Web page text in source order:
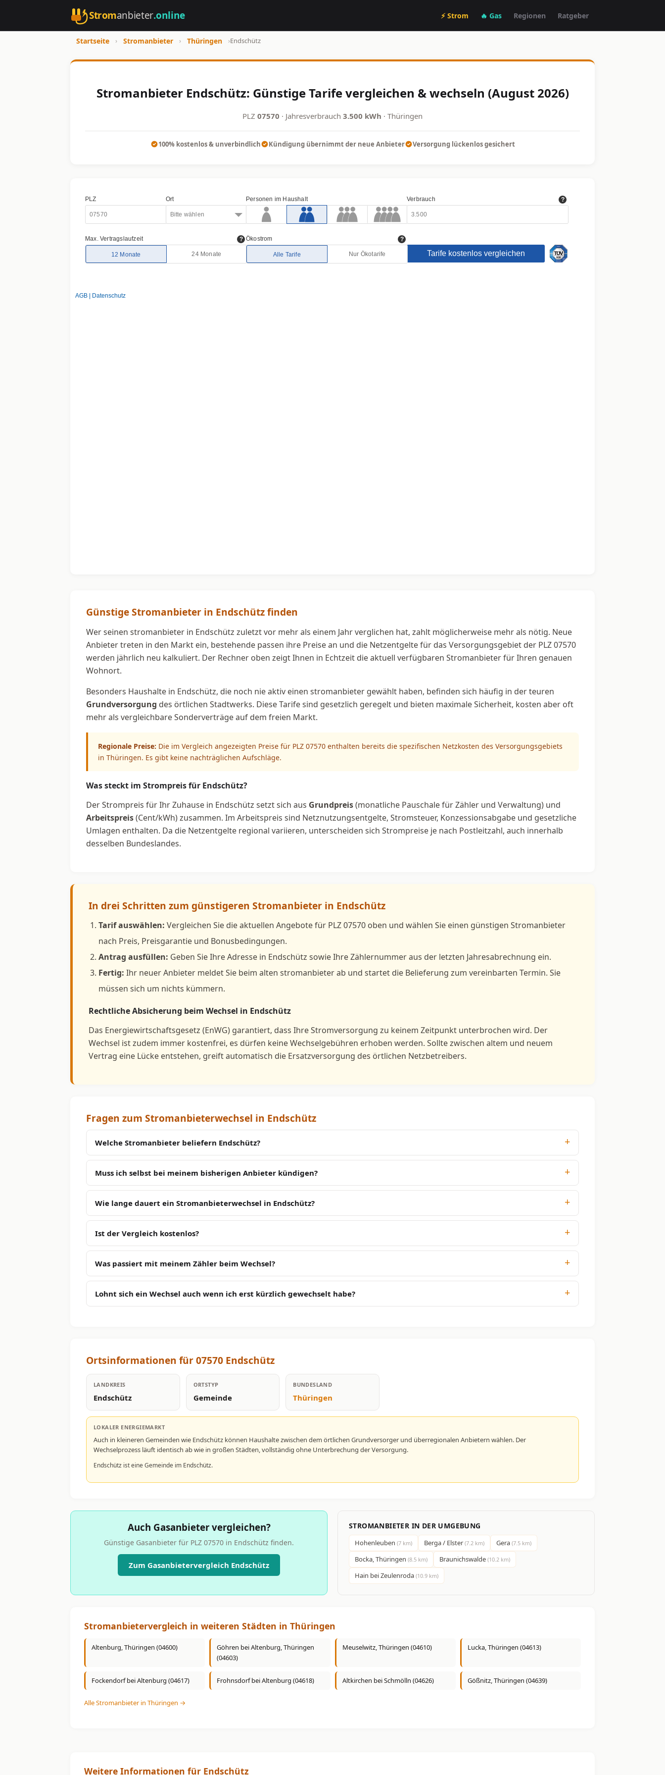
Stromanbieter.online ⚡ Strom 🔥 Gas Regionen Ratgeber
Startseite › Stromanbieter › Thüringen ›Endschütz
Stromanbieter Endschütz: Günstige Tarife vergleichen & wechseln (August 2026)
PLZ 07570 · Jahresverbrauch 3.500 kWh · Thüringen
100% kostenlos & unverbindlich Kündigung übernimmt der neue Anbieter Versorgung lückenlos gesichert
Günstige Stromanbieter in Endschütz finden
Wer seinen stromanbieter in Endschütz zuletzt vor mehr als einem Jahr verglichen hat, zahlt möglicherweise mehr als nötig. Neue
Anbieter treten in den Markt ein, bestehende passen ihre Preise an und die Netzentgelte für das Versorgungsgebiet der PLZ 07570
werden jährlich neu kalkuliert. Der Rechner oben zeigt Ihnen in Echtzeit die aktuell verfügbaren Stromanbieter für Ihren genauen
Wohnort.
Besonders Haushalte in Endschütz, die noch nie aktiv einen stromanbieter gewählt haben, befinden sich häufig in der teuren
Grundversorgung des örtlichen Stadtwerks. Diese Tarife sind gesetzlich geregelt und bieten maximale Sicherheit, kosten aber oft
mehr als vergleichbare Sonderverträge auf dem freien Markt.
Regionale Preise: Die im Vergleich angezeigten Preise für PLZ 07570 enthalten bereits die spezifischen Netzkosten des Versorgungsgebiets
in Thüringen. Es gibt keine nachträglichen Aufschläge.
Was steckt im Strompreis für Endschütz?
Der Strompreis für Ihr Zuhause in Endschütz setzt sich aus Grundpreis(monatliche Pauschale für Zähler und Verwaltung) und
Arbeitspreis(Cent/kWh) zusammen. Im Arbeitspreis sind Netznutzungsentgelte, Stromsteuer, Konzessionsabgabe und gesetzliche
Umlagen enthalten. Da die Netzentgelte regional variieren, unterscheiden sich Strompreise je nach Postleitzahl, auch innerhalb
desselben Bundeslandes.
In drei Schritten zum günstigeren Stromanbieter in Endschütz
Tarif auswählen: Vergleichen Sie die aktuellen Angebote für PLZ 07570 oben und wählen Sie einen günstigen Stromanbieter
nach Preis, Preisgarantie und Bonusbedingungen.
Antrag ausfüllen: Geben Sie Ihre Adresse in Endschütz sowie Ihre Zählernummer aus der letzten Jahresabrechnung ein.
Fertig: Ihr neuer Anbieter meldet Sie beim alten stromanbieter ab und startet die Belieferung zum vereinbarten Termin. Sie
müssen sich um nichts kümmern.
Rechtliche Absicherung beim Wechsel in Endschütz
Das Energiewirtschaftsgesetz (EnWG) garantiert, dass Ihre Stromversorgung zu keinem Zeitpunkt unterbrochen wird. Der
Wechsel ist zudem immer kostenfrei, es dürfen keine Wechselgebühren erhoben werden. Sollte zwischen altem und neuem
Vertrag eine Lücke entstehen, greift automatisch die Ersatzversorgung des örtlichen Netzbetreibers.
Fragen zum Stromanbieterwechsel in Endschütz
Welche Stromanbieter beliefern Endschütz?
Muss ich selbst bei meinem bisherigen Anbieter kündigen?
Wie lange dauert ein Stromanbieterwechsel in Endschütz?
Ist der Vergleich kostenlos?
Was passiert mit meinem Zähler beim Wechsel?
Lohnt sich ein Wechsel auch wenn ich erst kürzlich gewechselt habe?
Ortsinformationen für 07570 Endschütz
LANDKREIS
Endschütz
ORTSTYP
Gemeinde
BUNDESLAND
Thüringen
LOKALER ENERGIEMARKT
Auch in kleineren Gemeinden wie Endschütz können Haushalte zwischen dem örtlichen Grundversorger und überregionalen Anbietern wählen. Der
Wechselprozess läuft identisch ab wie in großen Städten, vollständig ohne Unterbrechung der Versorgung.
Endschütz ist eine Gemeinde im Endschütz.
Auch Gasanbieter vergleichen?
Günstige Gasanbieter für PLZ 07570 in Endschütz finden.
Zum Gasanbietervergleich Endschütz
STROMANBIETER IN DER UMGEBUNG
Hohenleuben (7 km) Berga / Elster (7.2 km) Gera (7.5 km)
Bocka, Thüringen (8.5 km) Braunichswalde (10.2 km)
Hain bei Zeulenroda (10.9 km)
Stromanbietervergleich in weiteren Städten in Thüringen
Altenburg, Thüringen (04600)
Göhren bei Altenburg, Thüringen
(04603)
Meuselwitz, Thüringen (04610) Lucka, Thüringen (04613)
Fockendorf bei Altenburg (04617) Frohnsdorf bei Altenburg (04618) Altkirchen bei Schmölln (04626) Gößnitz, Thüringen (04639)
Alle Stromanbieter in Thüringen →
Weitere Informationen für Endschütz